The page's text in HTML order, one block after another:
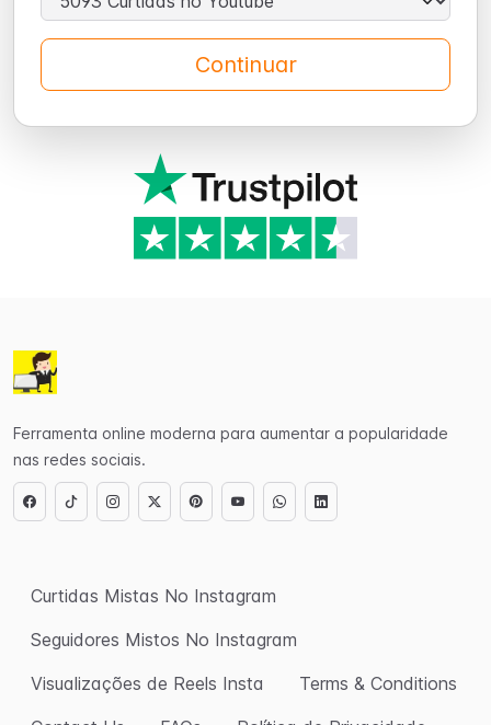
Continuar
Ferramenta online moderna para aumentar a popularidade
nas redes sociais.
Curtidas Mistas No Instagram
Seguidores Mistos No Instagram
Visualizações de Reels Insta
Terms & Conditions